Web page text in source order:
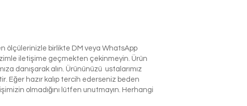
ölçülerinizle birlikte DM veya WhatsApp
iletişime geçmekten çekinmeyin. Ürün
danışarak alın. Ürününüzü ustalarımız
Eğer hazır kalıp tercih ederseniz beden
olmadığını lütfen unutmayın. Herhangi